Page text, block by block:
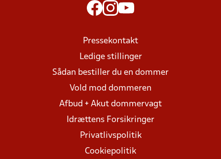
Pressekontakt
Ledige stillinger
Sådan bestiller du en dommer
Vold mod dommeren
Afbud + Akut dommervagt
Idrættens Forsikringer
Privatlivspolitik
Cookiepolitik